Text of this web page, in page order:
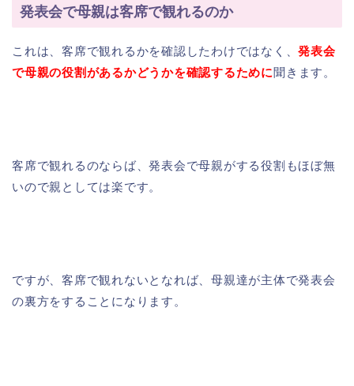
発表会で母親は客席で観れるのか
これは、客席で観れるかを確認したわけではなく、発表会
で母親の役割があるかどうかを確認するために聞きます。
客席で観れるのならば、発表会で母親がする役割もほぼ無
いので親としては楽です。
ですが、客席で観れないとなれば、母親達が主体で発表会
の裏方をすることになります。